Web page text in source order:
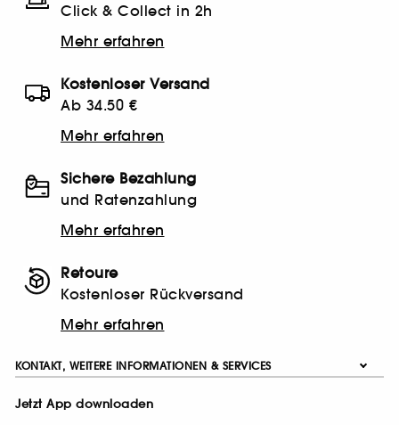
Click & Collect in 2h
Mehr erfahren
Kostenloser Versand
Ab 34.50 €
Mehr erfahren
Sichere Bezahlung
und Ratenzahlung
Mehr erfahren
Retoure
Kostenloser Rückversand
Mehr erfahren
KONTAKT, WEITERE INFORMATIONEN & SERVICES
Jetzt App downloaden